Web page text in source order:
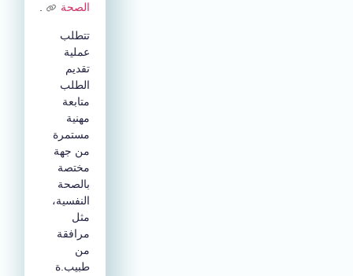
الصحة
تتطلب
عملية
تقديم
الطلب
متابعة
مهنية
مستمرة
من جهة
مختصة
بالصحة
النفسية،
مثل
مرافقة
طبيب.ة